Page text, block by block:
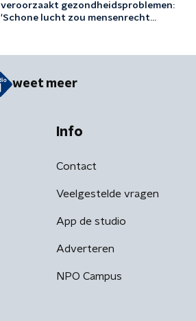
veroorzaakt gezondheidsproblemen:
'Schone lucht zou mensenrecht
weet meer
Info
Contact
Veelgestelde vragen
App de studio
Adverteren
NPO Campus